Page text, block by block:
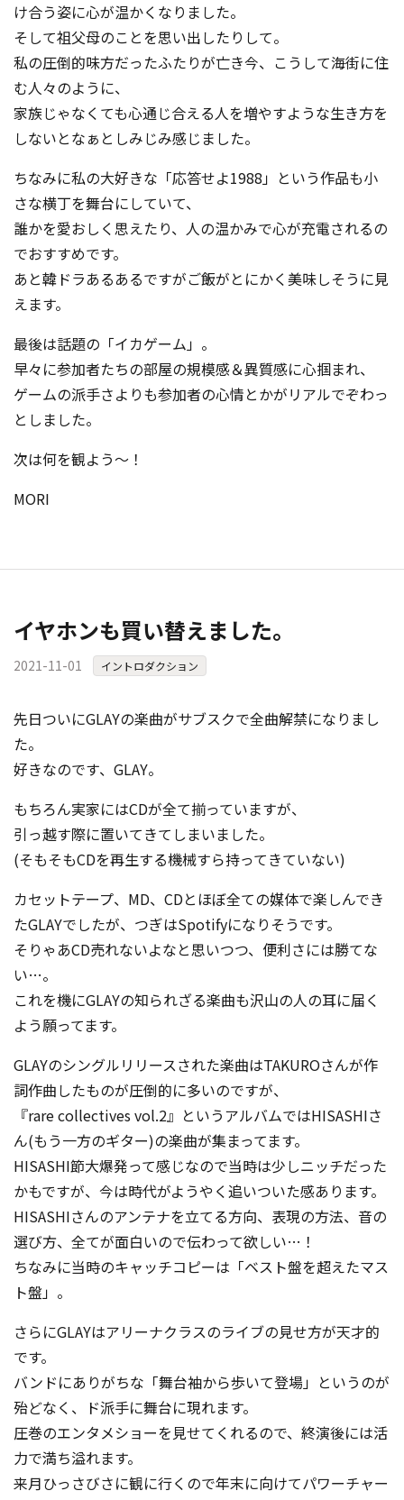
け合う姿に心が温かくなりました。
そして祖父母のことを思い出したりして。
私の圧倒的味方だったふたりが亡き今、こうして海街に住
む人々のように、
家族じゃなくても心通じ合える人を増やすような生き方を
しないとなぁとしみじみ感じました。
ちなみに私の大好きな「応答せよ1988」という作品も小
さな横丁を舞台にしていて、
誰かを愛おしく思えたり、人の温かみで心が充電されるの
でおすすめです。
あと韓ドラあるあるですがご飯がとにかく美味しそうに見
えます。
最後は話題の「イカゲーム」。
早々に参加者たちの部屋の規模感＆異質感に心掴まれ、
ゲームの派手さよりも参加者の心情とかがリアルでぞわっ
としました。
次は何を観よう～！
MORI
イヤホンも買い替えました。
2021-11-01 イントロダクション
先日ついにGLAYの楽曲がサブスクで全曲解禁になりまし
た。
好きなのです、GLAY。
もちろん実家にはCDが全て揃っていますが、
引っ越す際に置いてきてしまいました。
(そもそもCDを再生する機械すら持ってきていない)
カセットテープ、MD、CDとほぼ全ての媒体で楽しんでき
たGLAYでしたが、つぎはSpotifyになりそうです。
そりゃあCD売れないよなと思いつつ、便利さには勝てな
い…。
これを機にGLAYの知られざる楽曲も沢山の人の耳に届く
よう願ってます。
GLAYのシングルリリースされた楽曲はTAKUROさんが作
詞作曲したものが圧倒的に多いのですが、
『rare collectives vol.2』というアルバムではHISASHIさ
ん(もう一方のギター)の楽曲が集まってます。
HISASHI節大爆発って感じなので当時は少しニッチだった
かもですが、今は時代がようやく追いついた感あります。
HISASHIさんのアンテナを立てる方向、表現の方法、音の
選び方、全てが面白いので伝わって欲しい…！
ちなみに当時のキャッチコピーは「ベスト盤を超えたマス
ト盤」。
さらにGLAYはアリーナクラスのライブの見せ方が天才的
です。
バンドにありがちな「舞台袖から歩いて登場」というのが
殆どなく、ド派手に舞台に現れます。
圧巻のエンタメショーを見せてくれるので、終演後には活
力で満ち溢れます。
来月ひっさびさに観に行くので年末に向けてパワーチャー